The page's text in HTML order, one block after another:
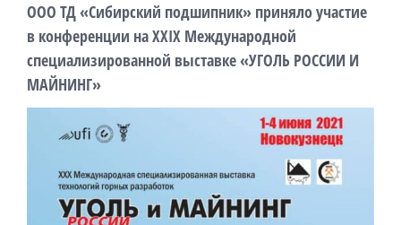
ООО ТД «Сибирский подшипник» приняло участие
в конференции на XXIX Международной
специализированной выставке «УГОЛЬ РОССИИ И
МАЙНИНГ»